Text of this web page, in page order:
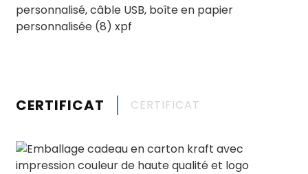
CERTIFICAT CERTIFICAT